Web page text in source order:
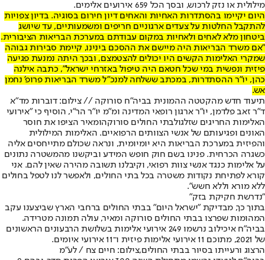
מילולית או נזק לרכוש, ובסך הכל 659 אירועים אלימים.
היום יקיימו בהסתדרות האחיות והאחים דיון חירום בסוגיה. בדיון צפויות
להתקבל החלטות על צעדים ארגוניים חריפים ומשמעותיים, עד שיושג
ביטחון מלא לאחים ולאחיות במקום עבודתם במערכת הבריאות הציבורית.
"אם משרד הבריאות היה מיישם את ההסכם בינינו, קיימת סבירות גבוהה
שמקרי האלימות הקשים היו יכולים להצטמצם, ובכך היתה נמנעת פגיעה
פיזית ונפשית במי שכל חטאם היה טיפול באזרחי ישראל", כתבה אילנה
כהן, יו"ר ההסתדרות, במכתב ששלחה למנכ"ל משרד הבריאות פרופ' נחמן
אש.
תיעוד חדש מהקטטה ההמונית בביה"ח סורוקה // צילום: דוברות מד"א
ד"ר זאב פלדמן, יו"ר ארגון רופאי המדינה ומ"מ יו"ר הר"י, הוסיף כי "אירועי
האלימות החריגים שזלגולבתי החולים סורוקהומאיר הציפו את חוסר
האונים ופגיעותם של אנשי הצוותים הרפואיים. האלימות המילולית
והפיזית במערכת הבריאות היא יומיומית, ונראה שכולם מתייחסים אליה
כשגרה הכרחית. פנינו בשם חוק חופש המידע וביקשנו מהמשטרה נתונים
על אלימות כנגד אנשי צוות רפואי, וקיבלנו תשובה מהירה שאין להם. אני
קורא לפתיחת נקודות משטרה בכל בתי החולים, ולאפשר לנו לטפל בחולים
ללא מורא וללא חשש".
"נדרשת חקיקת בזק"
בתוך כך, מבדיקת "ישראל היום" בבתי החולים ברחבי הארץ שביצענו עקב
המהומות שפרצו בבתי החולים סורוקה ומאיר, עולה תמונה מטרידה.
בביה"ח איכילוב נרשמו 249 אירועי אלימות בשלושת הרבעונים הראשונים
של 2021, מתוכם 11 אירועי אלימות פיזית ו־11 אירועי איומים.
הרצוג ורעייתו בסיור בבתי החולים,צילום: חיים צח / לע"מ